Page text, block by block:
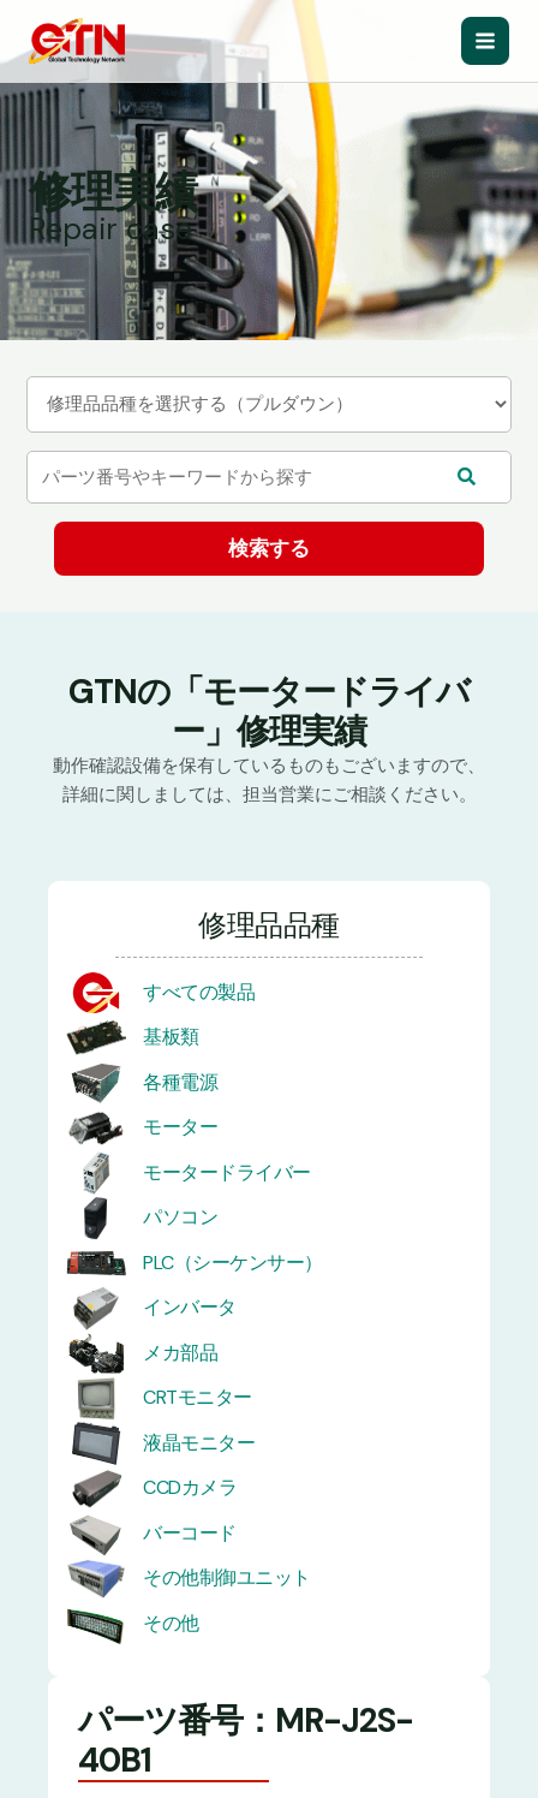
ス
プ
Main
修理実績
Repair case
GTNの「モータードライバ
ー」修理実績
動作確認設備を保有しているものもございますので、
詳細に関しましては、担当営業にご相談ください。
修理品品種
すべての製品
基板類
各種電源
モーター
モータードライバー
パソコン
PLC（シーケンサー）
インバータ
メカ部品
CRTモニター
液晶モニター
CCDカメラ
バーコード
その他制御ユニット
その他
パーツ番号：MR-J2S-
40B1